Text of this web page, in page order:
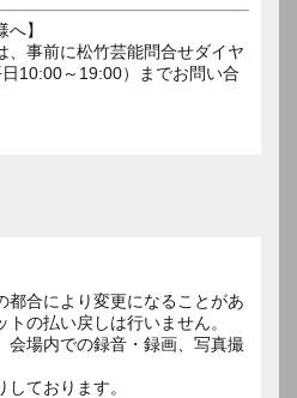
】
、事前に松竹芸能問合せダイヤ
10:00～19:00）までお問い合
都合により変更になることがあ
の払い戻しは行いません。
会場内での録音・録画、写真撮
しております。